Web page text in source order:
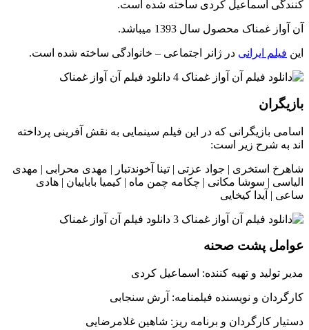
کنندگی اسماعیل کردی ساخته شده است.
آن آواز غمناک محصول سال 1393 میباشد.
این فیلم ایرانی در ژانر اجتماعی – خانوادگی ساخته شده است.
بازیگران
اسامی بازیگرانی که در این فیلم سینمایی به نقش آفرینی پرداخته
اند به شرح زیر است:
شاهرخ استخری | جواد عزتی | تینا آخوندتبار | مهدی محرابی | مهدی
الیاسی | سوشا مکانی | چکامه چمن ماه | کیمیا باباییان | هادی
ساعی | آیدا کیخایی
عوامل پشت صحنه
مدیر تولید و تهیه کننده: اسماعیل کردی
کارگردان و نویسنده فیلمنامه: آرش سنجابی
دستیار کارگردان و برنامه ریز: شاهین غلامرضایی